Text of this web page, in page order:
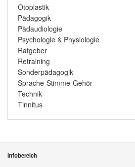
Otoplastik
Pädagogik
Pädaudiologie
Psychologie & Physiologie
Ratgeber
Retraining
Sonderpädagogik
Sprache-Stimme-Gehör
Technik
Tinnitus
Infobereich